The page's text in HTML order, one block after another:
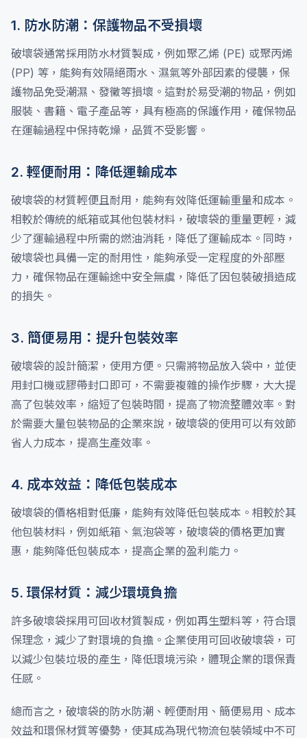
1. 防水防潮：保護物品不受損壞
破壞袋通常採用防水材質製成，例如聚乙烯 (PE) 或聚丙烯
(PP) 等，能夠有效隔絕雨水、濕氣等外部因素的侵襲，保
護物品免受潮濕、發黴等損壞。這對於易受潮的物品，例如
服裝、書籍、電子產品等，具有極高的保護作用，確保物品
在運輸過程中保持乾燥，品質不受影響。
2. 輕便耐用：降低運輸成本
破壞袋的材質輕便且耐用，能夠有效降低運輸重量和成本。
相較於傳統的紙箱或其他包裝材料，破壞袋的重量更輕，減
少了運輸過程中所需的燃油消耗，降低了運輸成本。同時，
破壞袋也具備一定的耐用性，能夠承受一定程度的外部壓
力，確保物品在運輸途中安全無虞，降低了因包裝破損造成
的損失。
3. 簡便易用：提升包裝效率
破壞袋的設計簡潔，使用方便。只需將物品放入袋中，並使
用封口機或膠帶封口即可，不需要複雜的操作步驟，大大提
高了包裝效率，縮短了包裝時間，提高了物流整體效率。對
於需要大量包裝物品的企業來說，破壞袋的使用可以有效節
省人力成本，提高生產效率。
4. 成本效益：降低包裝成本
破壞袋的價格相對低廉，能夠有效降低包裝成本。相較於其
他包裝材料，例如紙箱、氣泡袋等，破壞袋的價格更加實
惠，能夠降低包裝成本，提高企業的盈利能力。
5. 環保材質：減少環境負擔
許多破壞袋採用可回收材質製成，例如再生塑料等，符合環
保理念，減少了對環境的負擔。企業使用可回收破壞袋，可
以減少包裝垃圾的產生，降低環境污染，體現企業的環保責
任感。
總而言之，破壞袋的防水防潮、輕便耐用、簡便易用、成本
效益和環保材質等優勢，使其成為現代物流包裝領域中不可